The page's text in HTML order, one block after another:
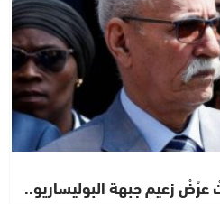
زعيم جبهة البوليساريو..